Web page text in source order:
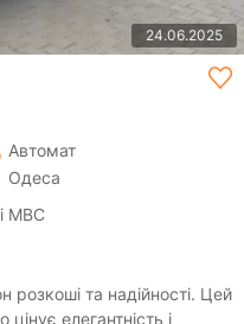
24.06.2025
Автомат
Одеса
МВС
та надійності. Цей
елегантність і